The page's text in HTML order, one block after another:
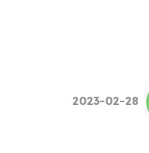
2023-02-28